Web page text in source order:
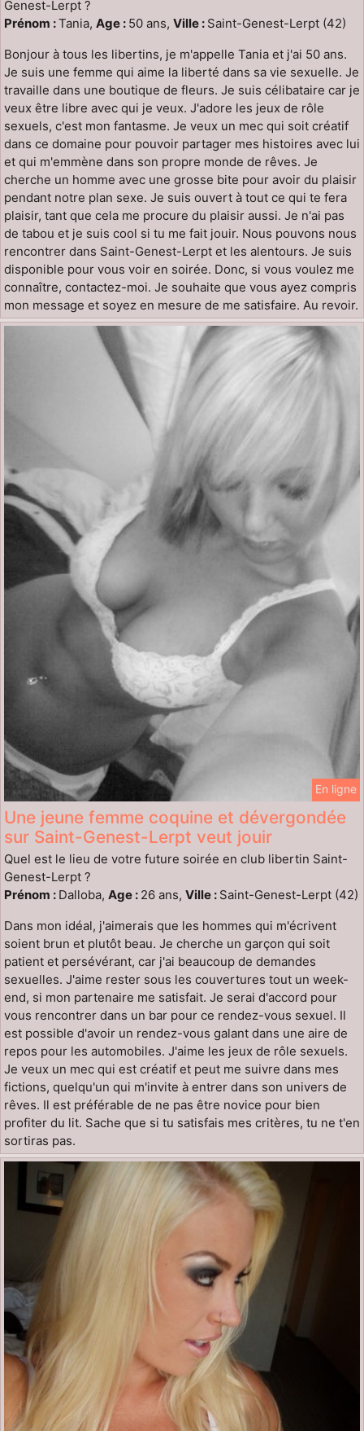
Genest-Lerpt ?
Prénom :Tania, Age : 50 ans, Ville : Saint-Genest-Lerpt (42)
Bonjour à tous les libertins, je m'appelle Tania et j'ai 50 ans.
Je suis une femme qui aime la liberté dans sa vie sexuelle. Je
travaille dans une boutique de fleurs. Je suis célibataire car je
veux être libre avec qui je veux. J'adore les jeux de rôle
sexuels, c'est mon fantasme. Je veux un mec qui soit créatif
dans ce domaine pour pouvoir partager mes histoires avec lui
et qui m'emmène dans son propre monde de rêves. Je
cherche un homme avec une grosse bite pour avoir du plaisir
pendant notre plan sexe. Je suis ouvert à tout ce qui te fera
plaisir, tant que cela me procure du plaisir aussi. Je n'ai pas
de tabou et je suis cool si tu me fait jouir. Nous pouvons nous
rencontrer dans Saint-Genest-Lerpt et les alentours. Je suis
disponible pour vous voir en soirée. Donc, si vous voulez me
connaître, contactez-moi. Je souhaite que vous ayez compris
mon message et soyez en mesure de me satisfaire. Au revoir.
En ligne
Une jeune femme coquine et dévergondée
sur Saint-Genest-Lerpt veut jouir
Quel est le lieu de votre future soirée en club libertin Saint-
Genest-Lerpt ?
Prénom : Dalloba, Age : 26 ans, Ville : Saint-Genest-Lerpt (42)
Dans mon idéal, j'aimerais que les hommes qui m'écrivent
soient brun et plutôt beau. Je cherche un garçon qui soit
patient et persévérant, car j'ai beaucoup de demandes
sexuelles. J'aime rester sous les couvertures tout un week-
end, si mon partenaire me satisfait. Je serai d'accord pour
vous rencontrer dans un bar pour ce rendez-vous sexuel. Il
est possible d'avoir un rendez-vous galant dans une aire de
repos pour les automobiles. J'aime les jeux de rôle sexuels.
Je veux un mec qui est créatif et peut me suivre dans mes
fictions, quelqu'un qui m'invite à entrer dans son univers de
rêves. Il est préférable de ne pas être novice pour bien
profiter du lit. Sache que si tu satisfais mes critères, tu ne t'en
sortiras pas.